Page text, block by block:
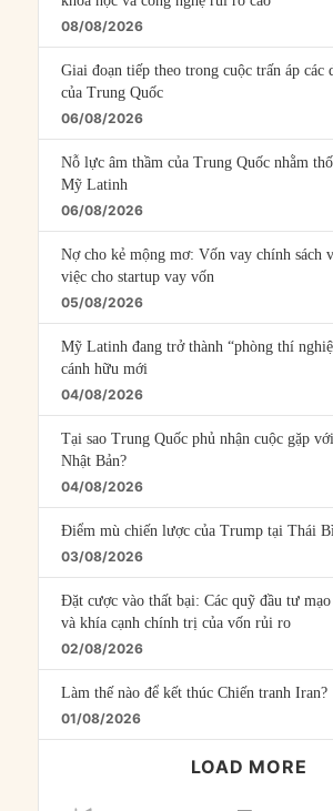
08/08/2026
Giai đoạn tiếp theo trong cuộc trấn áp các
của Trung Quốc
06/08/2026
Nỗ lực âm thầm của Trung Quốc nhằm
Mỹ Latinh
06/08/2026
Nợ cho kẻ mộng mơ: Vốn vay chính sách
việc cho startup vay vốn
05/08/2026
Mỹ Latinh đang trở thành “phòng thí
cánh hữu mới
04/08/2026
Tại sao Trung Quốc phủ nhận cuộc gặp
Nhật Bản?
04/08/2026
Điểm mù chiến lược của Trump tại Thái
03/08/2026
Đặt cược vào thất bại: Các quỹ đầu tư
và khía cạnh chính trị của vốn rủi ro
02/08/2026
Làm thế nào để kết thúc Chiến tranh Iran?
01/08/2026
LOAD MORE